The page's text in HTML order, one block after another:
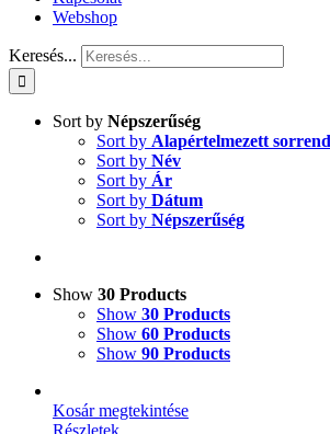
Webshop
Keresés...
Sort by Népszerűség
Sort by Alapértelmezett sorrend
Sort by Név
Sort by Ár
Sort by Dátum
Sort by Népszerűség
Show 30 Products
Show 30 Products
Show 60 Products
Show 90 Products
Kosár megtekintése
Részletek